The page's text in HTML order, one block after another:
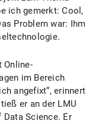
ich gemerkt: Cool,
Problem war: Ihm
Online-
im Bereich
angefixt“, erinnert
er an der LMU
Science. Er